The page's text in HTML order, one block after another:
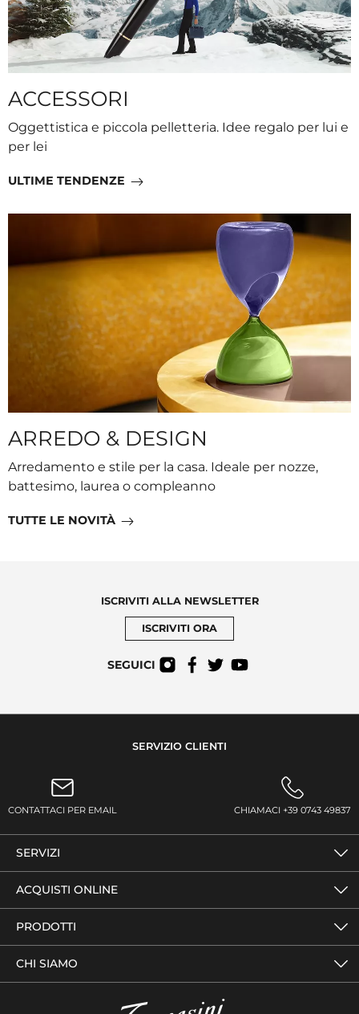
ACCESSORI
Oggettistica e piccola pelletteria. Idee regalo per lui e
per lei
ULTIME TENDENZE
ARREDO & DESIGN
Arredamento e stile per la casa. Ideale per nozze,
battesimo, laurea o compleanno
TUTTE LE NOVITÀ
ISCRIVITI ALLA NEWSLETTER
ISCRIVITI ORA
SEGUICI
SERVIZIO CLIENTI
CONTATTACI PER EMAIL CHIAMACI +39 0743 49837
SERVIZI
ACQUISTI ONLINE
PRODOTTI
CHI SIAMO